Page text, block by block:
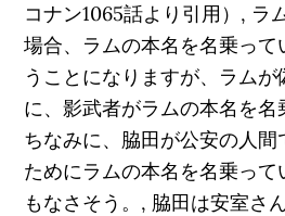
コナン1065話より引用）, ラ
場合、ラムの本名を名乗っ
うことになりますが、ラム
に、影武者がラムの本名を
ちなみに、脇田が公安の人
ためにラムの本名を名乗っ
もなさそう。, 脇田は安室さ